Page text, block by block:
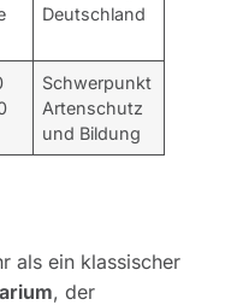
Deutschland
Schwerpunkt
Artenschutz
und Bildung
als ein klassischer
, der